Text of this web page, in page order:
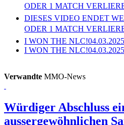
ODER 1 MATCH
DIESES VIDEO ENDET
ODER 1 MATCH
I WON THE NLC!04.03.2025
I WON THE NLC!04.03.2025
Verwandte MMO-News
Würdiger Abschluss
aussergewöhnlichen